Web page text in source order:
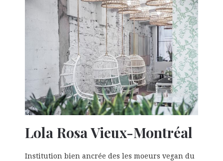
Lola Rosa Vieux-Montréal
Institution bien ancrée des les moeurs vegan du